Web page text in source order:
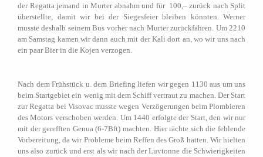
der Regatta jemand in Murter abnahm und für  100,– zurück nach Split
überstellte, damit wir bei der Siegesfeier bleiben könnten. Werner
musste deshalb seinem Bus vorher nach Murter zurückfahren. Um 2210
am Samstag kamen wir dann auch mit der Kali dort an, wo wir uns nach
ein paar Bier in die Kojen verzogen.
Nach dem Frühstück u. dem Briefing liefen wir gegen 1130 aus um uns
beim Startgebiet ein wenig mit dem Schiff vertraut zu machen. Der Start
zur Regatta bei Visovac musste wegen Verzögerungen beim Plombieren
des Motors verschoben werden. Um 1440 erfolgte der Start, den wir nur
mit der gerefften Genua (6-7Bft) machten. Hier rächte sich die fehlende
Vorbereitung, da wir Probleme beim Reffen des Groß hatten. Wir hielten
uns also zurück und erst als wir nach der Luvtonne die Schwierigkeiten